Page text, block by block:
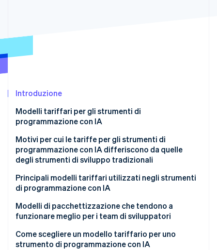
Costituzione di start-up
Identity
Stripe Sessions 2026
Scopri come Stripe sta costruendo l'infrastruttura
Guarda ora
Introduzione
Modelli tariffari per gli strumenti di
programmazione con IA
Motivi per cui le tariffe per gli strumenti di
programmazione con IA differiscono da quelle
degli strumenti di sviluppo tradizionali
Principali modelli tariffari utilizzati negli strumenti
di programmazione con IA
Tariffe per utenza
Abbonamenti a più livelli
Tariffe basate sulle funzionalità
Modelli di pacchettizzazione che tendono a
funzionare meglio per i team di sviluppatori
Come scegliere un modello tariffario per uno
strumento di programmazione con IA